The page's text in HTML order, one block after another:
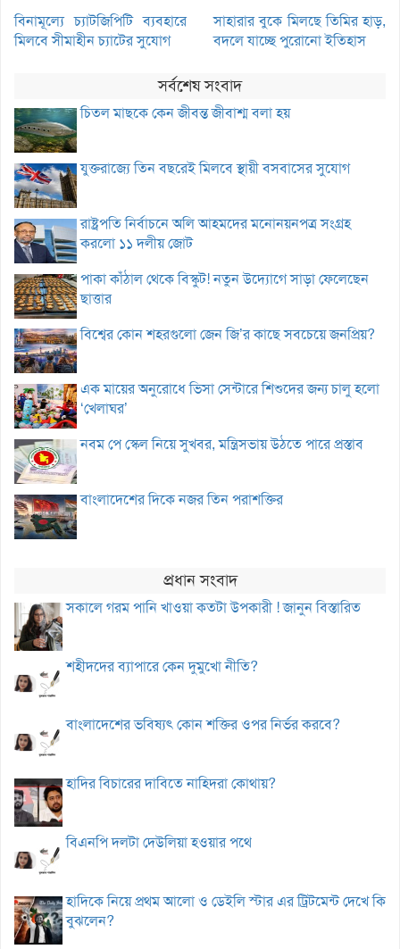
বিনামূল্যে চ্যাটজিপিটি ব্যবহারে
মিলবে সীমাহীন চ্যাটের সুযোগ
সাহারার বুকে মিলছে তিমির হাড়,
বদলে যাচ্ছে পুরোনো ইতিহাস
সর্বশেষ সংবাদ
চিতল মাছকে কেন জীবন্ত জীবাশ্ম বলা হয়
যুক্তরাজ্যে তিন বছরেই মিলবে স্থায়ী বসবাসের সুযোগ
রাষ্ট্রপতি নির্বাচনে অলি আহমদের মনোনয়নপত্র সংগ্রহ
করলো ১১ দলীয় জোট
পাকা কাঁঠাল থেকে বিস্কুট! নতুন উদ্যোগে সাড়া ফেলেছেন
ছাত্তার
বিশ্বের কোন শহরগুলো জেন জি’র কাছে সবচেয়ে জনপ্রিয়?
এক মায়ের অনুরোধে ভিসা সেন্টারে শিশুদের জন্য চালু হলো
‘খেলাঘর’
নবম পে স্কেল নিয়ে সুখবর, মন্ত্রিসভায় উঠতে পারে প্রস্তাব
বাংলাদেশের দিকে নজর তিন পরাশক্তির
প্রধান সংবাদ
সকালে গরম পানি খাওয়া কতটা উপকারী ! জানুন বিস্তারিত
শহীদদের ব্যাপারে কেন দুমুখো নীতি?
বাংলাদেশের ভবিষ্যৎ কোন শক্তির ওপর নির্ভর করবে?
হাদির বিচারের দাবিতে নাহিদরা কোথায়?
বিএনপি দলটা দেউলিয়া হওয়ার পথে
হাদিকে নিয়ে প্রথম আলো ও ডেইলি স্টার এর ট্রিটমেন্ট দেখে কি
বুঝলেন?